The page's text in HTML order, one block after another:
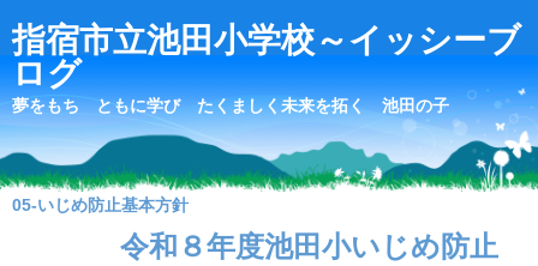
指宿市立池田小学校～イッシーブ
ログ
夢をもち ともに学び たくましく未来を拓く 池田の子
05-いじめ防止基本方針
令和８年度池田小いじめ防止